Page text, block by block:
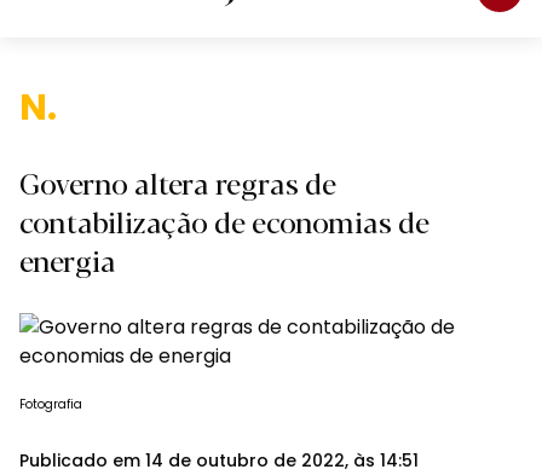
Nacio
Governo altera regras de
contabilização de economias de
energia
Fotografia
Publicado em 14 de outubro de 2022, às 14:51